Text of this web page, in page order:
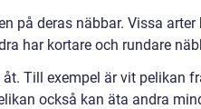
på deras näbbar. Vissa arter
har kortare och rundare
Till exempel är vit pelikan
också kan äta andra